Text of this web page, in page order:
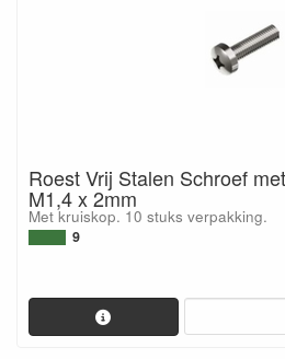
Roest Vrij Stalen Schroef
M1,4 x 2mm
Met kruiskop. 10 stuks verpakking.
9